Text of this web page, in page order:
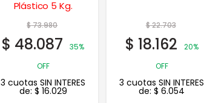
Plástico 5 Kg.
$73.980
$ 48.087
35%
OFF
3 cuotas SIN INTERES
de: $ 16.029
$22.703
$ 18.162
20%
OFF
3 cuotas SIN INTERES
de: $ 6.054